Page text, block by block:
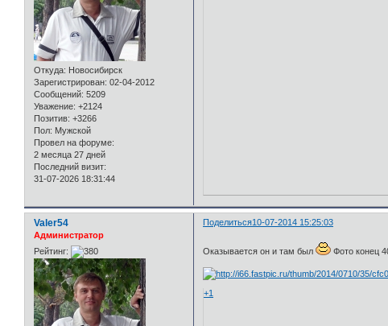
Откуда: Новосибирск
Зарегистрирован: 02-04-2012
Сообщений: 5209
Уважение: +2124
Позитив: +3266
Пол: Мужской
Провел на форуме:
2 месяца 27 дней
Последний визит:
31-07-2026 18:31:44
Поделиться10-07-2014 15:25:03
Valer54
Администратор
Рейтинг:
Оказывается он и там был Фото конец
+1